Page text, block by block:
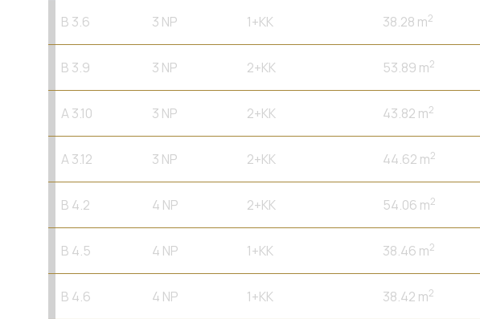
B 3.6 3 NP 1+KK 38.28 m2
B 3.9 3 NP 2+KK 53.89 m2
A 3.10 3 NP 2+KK 43.82 m2
A 3.12 3 NP 2+KK 44.62 m2
B 4.2 4 NP 2+KK 54.06 m2
B 4.5 4 NP 1+KK 38.46 m2
B 4.6 4 NP 1+KK 38.42 m2